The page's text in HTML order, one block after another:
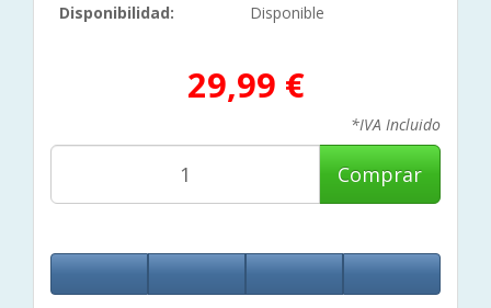
Disponibilidad:
Disponible
29,99 €
*IVA Incluido
Comprar